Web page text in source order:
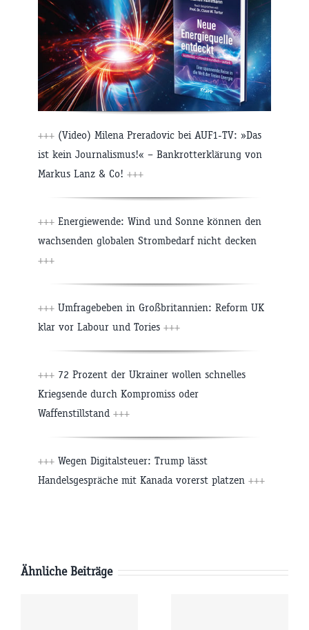
+++ (Video) Milena Preradovic bei AUF1-TV: »Das
ist kein Journalismus!« – Bankrotterklärung von
Markus Lanz & Co! +++
+++ Energiewende: Wind und Sonne können den
wachsenden globalen Strombedarf nicht decken
+++
+++ Umfragebeben in Großbritannien: Reform UK
klar vor Labour und Tories +++
+++ 72 Prozent der Ukrainer wollen schnelles
Kriegsende durch Kompromiss oder
Waffenstillstand +++
+++ Wegen Digitalsteuer: Trump lässt
Handelsgespräche mit Kanada vorerst platzen +++
Ähnliche Beiträge